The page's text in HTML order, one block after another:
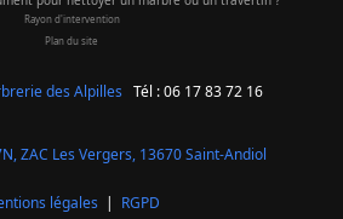
Rayon d'intervention
Plan du site
des Alpilles Tél : 06 17 83 72 16
ZAC Les Vergers, 13670 Saint-Andiol
légales | RGPD